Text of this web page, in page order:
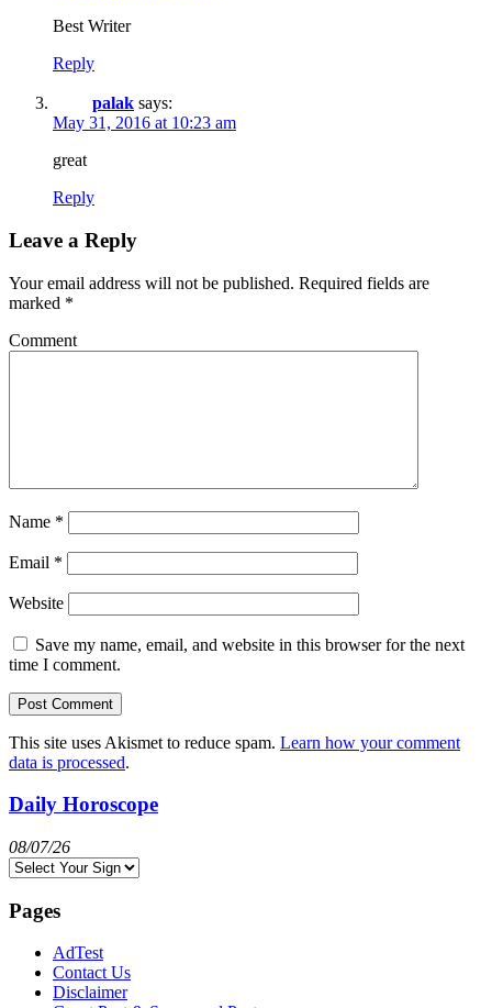
Best Writer
Reply
palak says:
May 31, 2016 at 10:23 am
great
Reply
Leave a Reply
Your email address will not be published. Required fields are
marked *
Comment
Name *
Email *
Website
Save my name, email, and website in this browser for the next
time I comment.
This site uses Akismet to reduce spam. Learn how your comment
data is processed.
Daily Horoscope
08/07/26
Pages
AdTest
Contact Us
Disclaimer